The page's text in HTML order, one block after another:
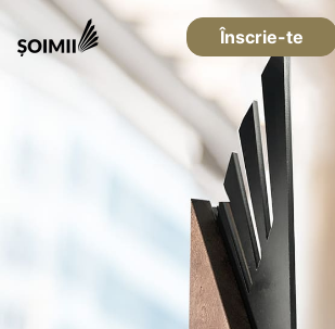
Înscrie-te